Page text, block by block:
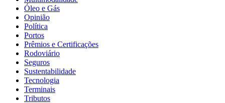
Óleo e Gás
Opinião
Política
Portos
Prêmios e Certificações
Rodoviário
Seguros
Sustentabilidade
Tecnologia
Terminais
Tributos